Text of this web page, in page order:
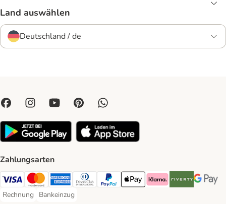
Land auswählen
Deutschland / de
Zahlungsarten
Visa Payment Method
Mastercard Payment Method
American Express Payment Method
Diners Club Payment Method
PayPal Payment Method
Apple Pay Payment Method
Klarna Payment Method
Riverty Payment
Google
Rechnung
Rechnung Payment Method
Bankeinzug
Bankeinzug Payment Method